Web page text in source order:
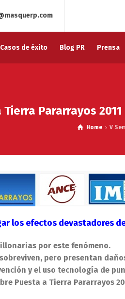
Casos de éxito Blog PR Prensa
Pararrayos 2011
Home V
los efectos devastadores
por este fenómeno.
pero presentan
y el uso tecnología de
Puesta a Tierra Pararrayos